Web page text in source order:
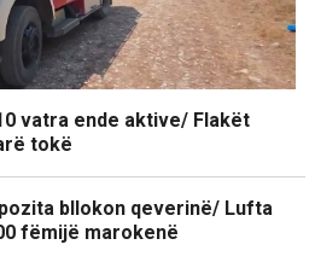
vatra ende aktive/ Flakët
tokë
bllokon qeverinë/ Lufta
fëmijë marokenë